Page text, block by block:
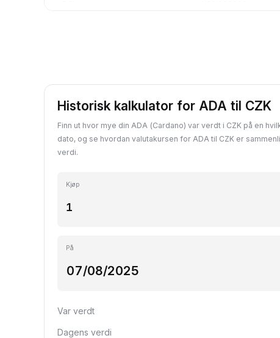
Historisk kalkulator for ADA til CZK
Finn ut hvor mye din ADA (Cardano) var verdt i CZK på en
dato, og se hvordan valutakursen for ADA til CZK er
verdi.
Kjøp
På
Var verdt
Dagens verdi